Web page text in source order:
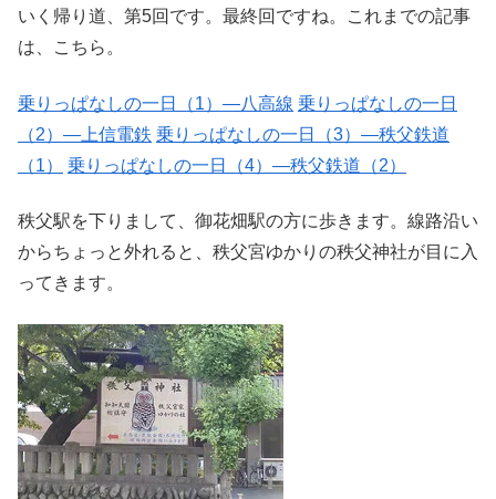
いく帰り道、第5回です。最終回ですね。これまでの記事
は、こちら。
乗りっぱなしの一日（1）―八高線 乗りっぱなしの一日
（2）―上信電鉄 乗りっぱなしの一日（3）―秩父鉄道
（1）
乗りっぱなしの一日（4）―秩父鉄道（2）
秩父駅を下りまして、御花畑駅の方に歩きます。線路沿い
からちょっと外れると、秩父宮ゆかりの秩父神社が目に入
ってきます。